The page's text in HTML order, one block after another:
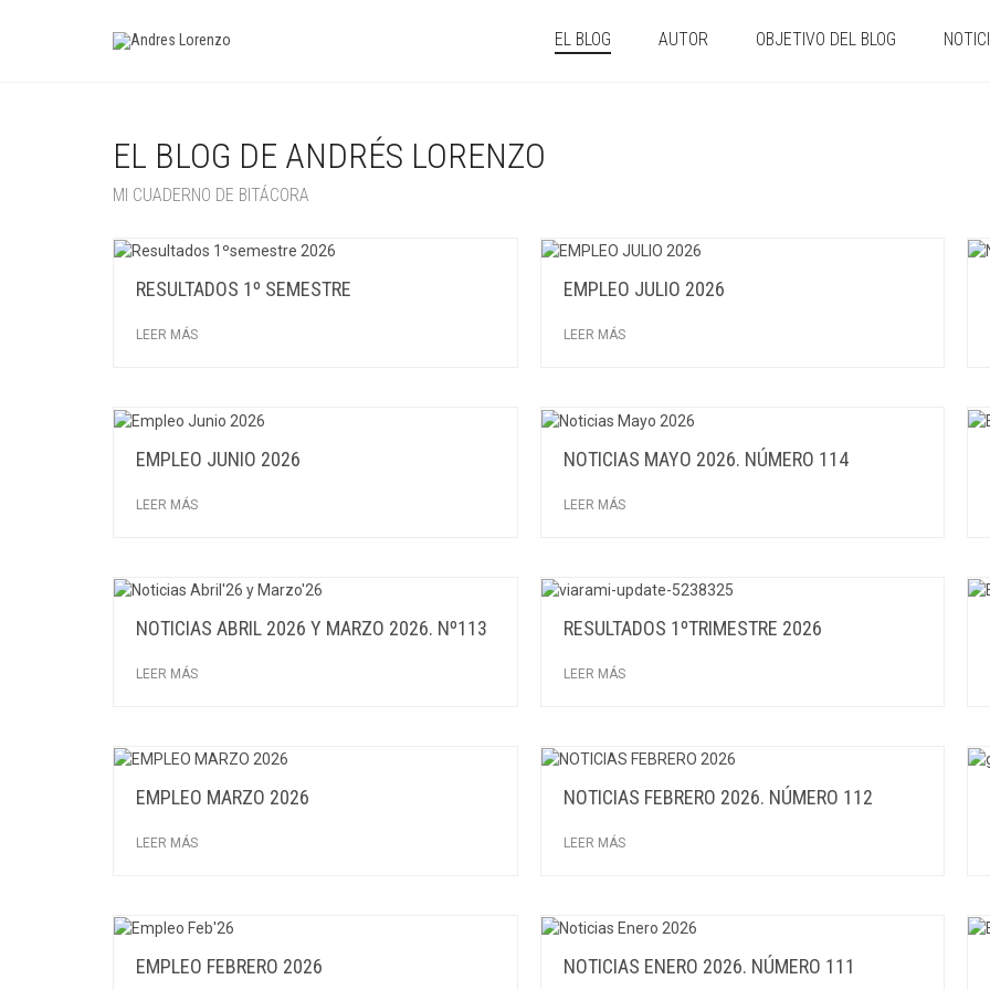
EL BLOG AUTOR OBJETIVO DEL BLOG
EL BLOG DE ANDRÉS LORENZO
MI CUADERNO DE BITÁCORA
RESULTADOS 1º SEMESTRE
LEER MÁS
EMPLEO JULIO 2026
LEER MÁS
EMPLEO JUNIO 2026
LEER MÁS
NOTICIAS MAYO 2026. NÚMERO 114
LEER MÁS
NOTICIAS ABRIL 2026 Y MARZO 2026. Nº113
LEER MÁS
RESULTADOS 1ºTRIMESTRE 2026
LEER MÁS
EMPLEO MARZO 2026
LEER MÁS
NOTICIAS FEBRERO 2026. NÚMERO 112
LEER MÁS
EMPLEO FEBRERO 2026 NOTICIAS ENERO 2026. NÚMERO 111